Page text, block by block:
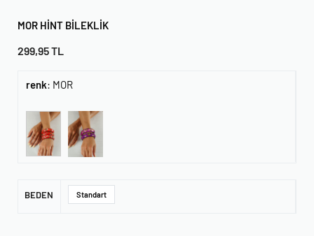
MOR HINT BILEKLIK
299,95TL
renk: MOR
BEDEN Standart